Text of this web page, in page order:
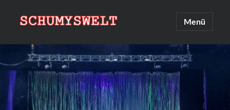
Schumyswelt
Hauptmenü
öffnen
Sidebar
Suche
Suchen